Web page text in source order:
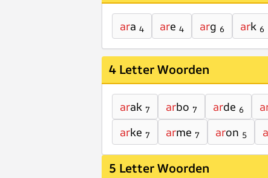
ara 4 are 4 arg 6 ark 6
4 Letter Woorden
arak 7 arbo 7 arde 6
arke 7 arme 7 aron 5
5 Letter Woorden